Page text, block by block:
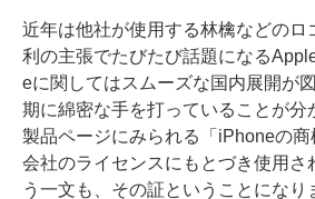
近年は他社が使用する林檎などのロ
利の主張でたびたび話題になる
eに関してはスムーズな国内展開が
期に綿密な手を打っていることが分
製品ページにみられる「iPhoneの
会社のライセンスにもとづき使用さ
う一文も、その証ということになり